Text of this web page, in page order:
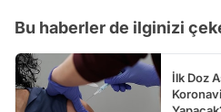
Bu haberler de ilginizi
İlk Doz